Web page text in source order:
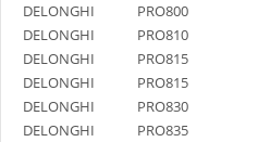
DELONGHI
PRO800
DELONGHI
PRO810
DELONGHI
PRO815
DELONGHI
PRO815
DELONGHI
PRO830
DELONGHI
PRO835